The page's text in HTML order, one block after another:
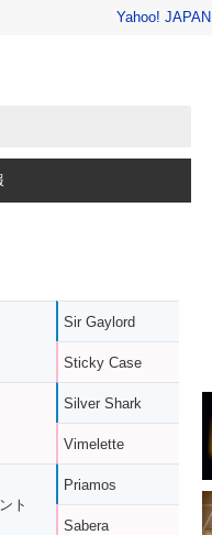
Yahoo! JAPAN
ト
Sir Gaylord
Sticky Case
Silver Shark
Vimelette
Priamos
Sabera